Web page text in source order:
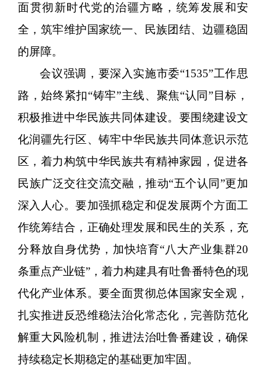
面贯彻新时代党的治疆方略，统筹发展和安
全，筑牢维护国家统一、民族团结、边疆稳固
的屏障。
会议强调，要深入实施市委“1535”工作思
路，始终紧扣“铸牢”主线、聚焦“认同”目标，
积极推进中华民族共同体建设。要围绕建设文
化润疆先行区、铸牢中华民族共同体意识示范
区，着力构筑中华民族共有精神家园，促进各
民族广泛交往交流交融，推动“五个认同”更加
深入人心。要加强抓稳定和促发展两个方面工
作统筹结合，正确处理发展和民生的关系，充
分释放自身优势，加快培育“八大产业集群20
条重点产业链”，着力构建具有吐鲁番特色的现
代化产业体系。要全面贯彻总体国家安全观，
扎实推进反恐维稳法治化常态化，完善防范化
解重大风险机制，推进法治吐鲁番建设，确保
持续稳定长期稳定的基础更加牢固。